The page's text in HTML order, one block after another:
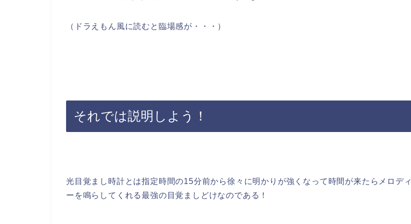
（ドラえもん風に読むと臨場感が・・・）
それでは説明しよう！
光目覚まし時計とは指定時間の15分前から徐々に明かりが強くなって時間が来たらメロディ
ーを鳴らしてくれる最強の目覚ましどけなのである！